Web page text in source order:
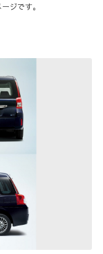
ジです。